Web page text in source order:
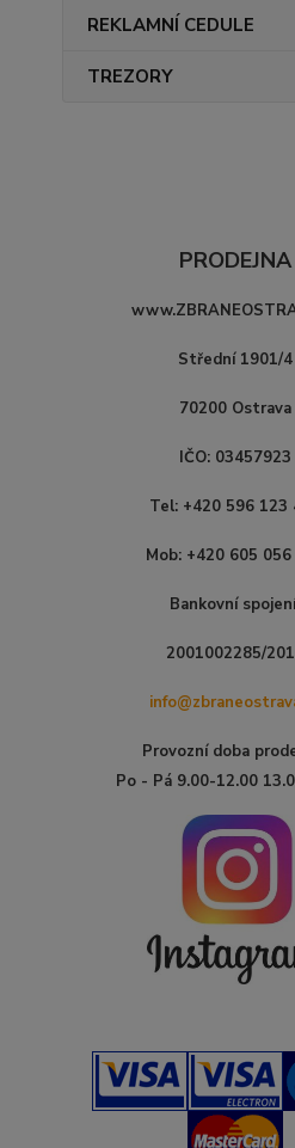
REKLAMNÍ CEDULE
TREZORY
PRODEJNA
Střední 1901/4
70200 Ostrava
IČO: 03457923
Tel: +420 596 123
Mob: +420 605
Bankovní
2001002285/
Provozní doba
Po - Pá 9.00-12.00